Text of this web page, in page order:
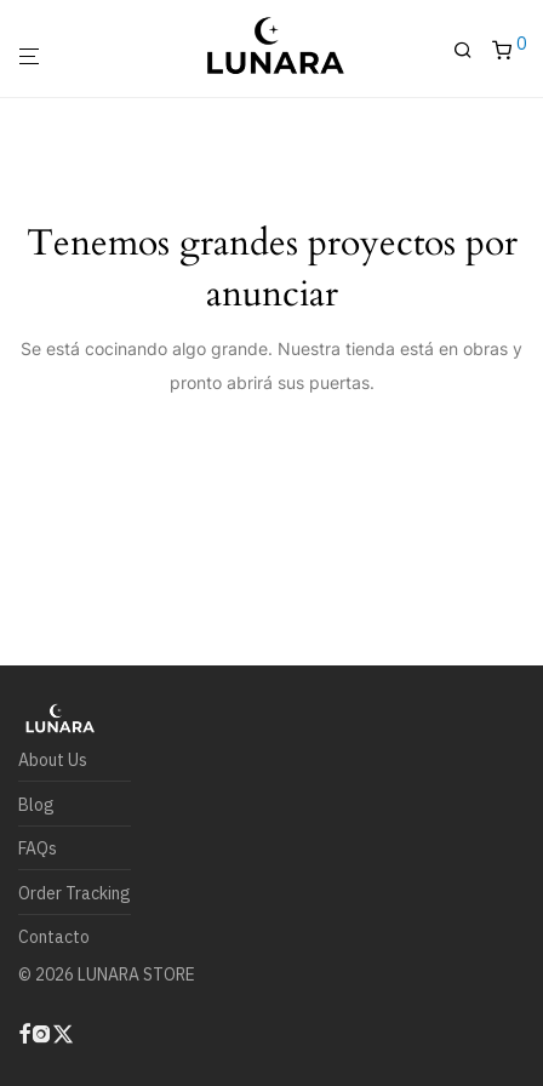
0
Tenemos grandes proyectos por
anunciar
Se está cocinando algo grande. Nuestra tienda está en obras y
pronto abrirá sus puertas.
About Us
Blog
FAQs
Order Tracking
Contacto
© 2026 LUNARA STORE